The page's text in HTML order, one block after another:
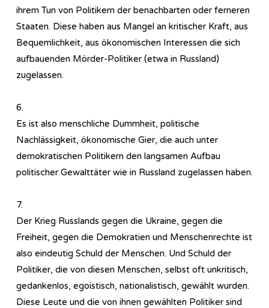
ihrem Tun von Politikern der benachbarten oder ferneren
Staaten. Diese haben aus Mangel an kritischer Kraft, aus
Bequemlichkeit, aus ökonomischen Interessen die sich
aufbauenden Mörder-Politiker (etwa in Russland)
zugelassen.
6.
Es ist also menschliche Dummheit, politische
Nachlässigkeit, ökonomische Gier, die auch unter
demokratischen Politikern den langsamen Aufbau
politischer Gewalttäter wie in Russland zugelassen haben.
7.
Der Krieg Russlands gegen die Ukraine, gegen die
Freiheit, gegen die Demokratien und Menschenrechte ist
also eindeutig Schuld der Menschen. Und Schuld der
Politiker, die von diesen Menschen, selbst oft unkritisch,
gedankenlos, egoistisch, nationalistisch, gewählt wurden.
Diese Leute und die von ihnen gewählten Politiker sind